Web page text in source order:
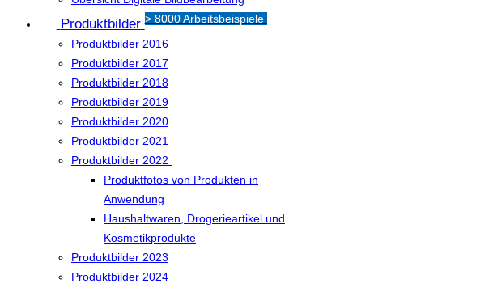
Produktbilder > 8000 Arbeitsbeispiele
Produktbilder 2016
Produktbilder 2017
Produktbilder 2018
Produktbilder 2019
Produktbilder 2020
Produktbilder 2021
Produktbilder 2022
Produktfotos von Produkten in
Anwendung
Haushaltwaren, Drogerieartikel und
Kosmetikprodukte
Produktbilder 2023
Produktbilder 2024